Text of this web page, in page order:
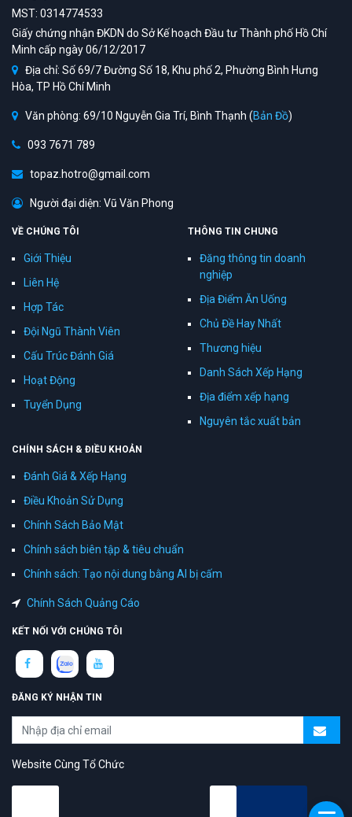
MST: 0314774533
Giấy chứng nhận ĐKDN do Sở Kế hoạch Đầu tư Thành phố Hồ Chí
Minh cấp ngày 06/12/2017
Địa chỉ: Số 69/7 Đường Số 18, Khu phố 2, Phường Bình Hưng
Hòa, TP Hồ Chí Minh
Văn phòng: 69/10 Nguyễn Gia Trí, Bình Thạnh (Bản Đồ)
093 7671 789
topaz.hotro@gmail.com
Người đại diện: Vũ Văn Phong
VỀ CHÚNG TÔI
Giới Thiệu
Liên Hệ
Hợp Tác
Đội Ngũ Thành Viên
Cấu Trúc Đánh Giá
Hoạt Động
Tuyển Dụng
THÔNG TIN CHUNG
Đăng thông tin doanh
nghiệp
Địa Điểm Ăn Uống
Chủ Đề Hay Nhất
Thương hiệu
Danh Sách Xếp Hạng
Địa điểm xếp hạng
Nguyên tắc xuất bản
CHÍNH SÁCH & ĐIỀU KHOẢN
Đánh Giá & Xếp Hạng
Điều Khoản Sử Dụng
Chính Sách Bảo Mật
Chính sách biên tập & tiêu chuẩn
Chính sách: Tạo nội dung bằng AI bị cấm
Chính Sách Quảng Cáo
KẾT NỐI VỚI CHÚNG TÔI
ĐĂNG KÝ NHẬN TIN
Website Cùng Tổ Chức